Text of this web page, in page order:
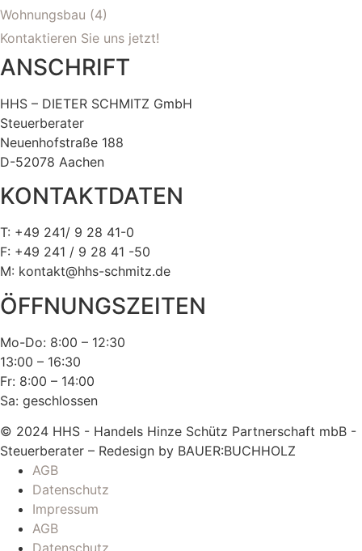
Wohnungsbau (4)
Kontaktieren Sie uns jetzt!
ANSCHRIFT
HHS – DIETER SCHMITZ GmbH
Steuerberater
Neuenhofstraße 188
D-52078 Aachen
KONTAKTDATEN
T: +49 241/ 9 28 41-0
F: +49 241 / 9 28 41 -50
M: kontakt@hhs-schmitz.de
ÖFFNUNGSZEITEN
Mo-Do: 8:00 – 12:30
13:00 – 16:30
Fr: 8:00 – 14:00
Sa: geschlossen
© 2024 HHS - Handels Hinze Schütz Partnerschaft mbB -
Steuerberater – Redesign by BAUER:BUCHHOLZ
AGB
Datenschutz
Impressum
AGB